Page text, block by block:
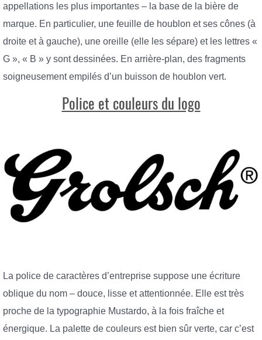
appellations les plus importantes – la base de la bière de
marque. En particulier, une feuille de houblon et ses cônes (à
droite et à gauche), une oreille (elle les sépare) et les lettres «
G », « B » y sont dessinées. En arrière-plan, des fragments
soigneusement empilés d’un buisson de houblon vert.
Police et couleurs du logo
La police de caractères d’entreprise suppose une écriture
oblique du nom – douce, lisse et attentionnée. Elle est très
proche de la typographie Mustardo, à la fois fraîche et
énergique. La palette de couleurs est bien sûr verte, car c’est